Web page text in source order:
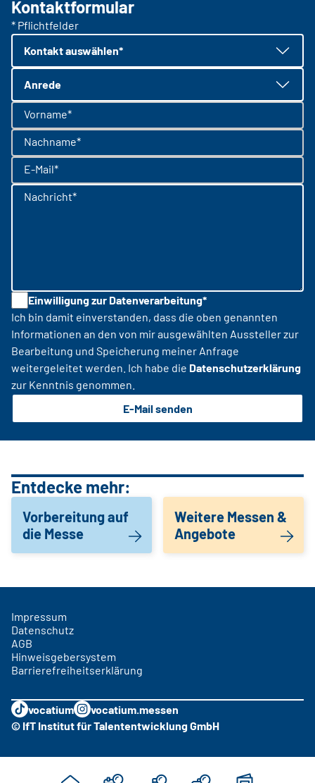
Kontaktformular
* Pflichtfelder
Kontakt auswählen*
Anrede
Vorname*
Nachname*
E-Mail*
Nachricht*
Einwilligung zur Datenverarbeitung*
Ich bin damit einverstanden, dass die oben genannten
Informationen an den von mir ausgewählten Aussteller zur
Bearbeitung und Speicherung meiner Anfrage
weitergeleitet werden. Ich habe die Datenschutzerklärung
zur Kenntnis genommen.
E-Mail senden
Entdecke mehr:
Vorbereitung auf
die Messe
Weitere Messen &
Angebote
Impressum
Datenschutz
AGB
Hinweisgebersystem
Barrierefreiheitserklärung
vocatium
vocatium.messen
© IfT Institut für Talententwicklung GmbH